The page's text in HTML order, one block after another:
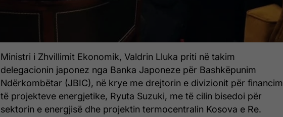
Ministri i Zhvillimit Ekonomik, Valdrin Lluka priti në takim
delegacionin japonez nga Banka Japoneze për Bashkëpunim
Ndërkombëtar (JBIC), në krye me drejtorin e divizionit për financim
të projekteve energjetike, Ryuta Suzuki, me të cilin bisedoi për
sektorin e energjisë dhe projektin termocentralin Kosova e Re.